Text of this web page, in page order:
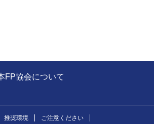
FP協会について
推奨環境 ご注意ください